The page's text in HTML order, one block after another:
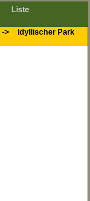
Liste
->
Idyllischer Park